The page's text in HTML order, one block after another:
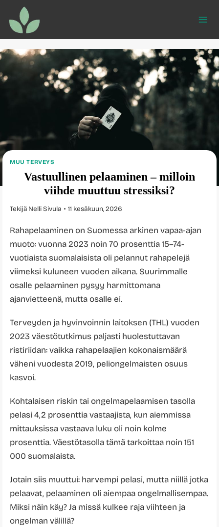
sisältöön
MUU TERVEYS
Vastuullinen pelaaminen – milloin
viihde muuttuu stressiksi?
Tekijä Nelli Sivula 11 kesäkuun, 2026
Rahapelaaminen on Suomessa arkinen vapaa-ajan
muoto: vuonna 2023 noin 70 prosenttia 15–74-
vuotiaista suomalaisista oli pelannut rahapelejä
viimeksi kuluneen vuoden aikana. Suurimmalle
osalle pelaaminen pysyy harmittomana
ajanvietteenä, mutta osalle ei.
Terveyden ja hyvinvoinnin laitoksen (THL) vuoden
2023 väestötutkimus paljasti huolestuttavan
ristiriidan: vaikka rahapelaajien kokonaismäärä
väheni vuodesta 2019, peliongelmaisten osuus
kasvoi.
Kohtalaisen riskin tai ongelmapelaamisen tasolla
pelasi 4,2 prosenttia vastaajista, kun aiemmissa
mittauksissa vastaava luku oli noin kolme
prosenttia. Väestötasolla tämä tarkoittaa noin 151
000 suomalaista.
Jotain siis muuttui: harvempi pelasi, mutta niillä jotka
pelaavat, pelaaminen oli aiempaa ongelmallisempaa.
Miksi näin käy? Ja missä kulkee raja viihteen ja
ongelman välillä?